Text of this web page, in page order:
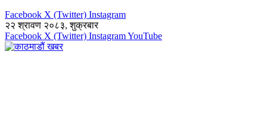
Facebook X (Twitter) Instagram
२२ श्रावण २०८३, शुक्रबार
Facebook X (Twitter) InstagramYouTube